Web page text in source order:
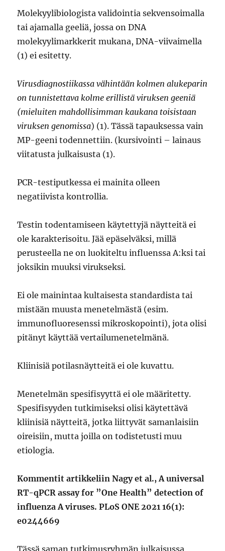
Molekyylibiologista validointia sekvensoimalla
tai ajamalla geeliä, jossa on DNA
molekyylimarkkerit mukana, DNA-viivaimella
(1) ei esitetty.
Virusdiagnostiikassa vähintään kolmen alukeparin
on tunnistettava kolme erillistä viruksen geeniä
(mieluiten mahdollisimman kaukana toisistaan
viruksen genomissa) (1). Tässä tapauksessa vain
MP-geeni todennettiin. (kursivointi – lainaus
viitatusta julkaisusta (1).
PCR-testiputkessa ei mainita olleen
negatiivista kontrollia.
Testin todentamiseen käytettyjä näytteitä ei
ole karakterisoitu. Jää epäselväksi, millä
perusteella ne on luokiteltu influenssa A:ksi tai
joksikin muuksi virukseksi.
Ei ole mainintaa kultaisesta standardista tai
mistään muusta menetelmästä (esim.
immunofluoresenssi mikroskopointi), jota olisi
pitänyt käyttää vertailumenetelmänä.
Kliinisiä potilasnäytteitä ei ole kuvattu.
Menetelmän spesifisyyttä ei ole määritetty.
Spesifisyyden tutkimiseksi olisi käytettävä
kliinisiä näytteitä, jotka liittyvät samanlaisiin
oireisiin, mutta joilla on todistetusti muu
etiologia.
Kommentit artikkeliin Nagy et al., A universal
RT-qPCR assay for ”One Health” detection of
influenza A viruses. PLoS ONE 2021 16(1):
e0244669